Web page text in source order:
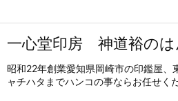
一心堂印房 神道裕の
昭和22年創業愛知県岡崎市の印鑑屋、
ャチハタまでハンコの事ならお任せく